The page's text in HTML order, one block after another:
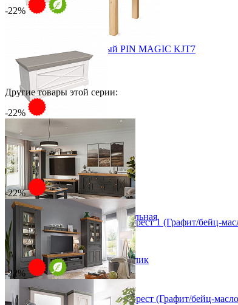
Стол прямоугольный PIN MAGIC KJT7
16 022 ₽
17 802 ₽
В корзину
-10%
Прихожая
Вешалки напольные
Вешалки настенные
Газетница
Зеркала для прихожей
Ключницы
Консоли
Наборы в прихожую
Обувницы
Прихожая Вилия-М модульная
Скамьи и банкетки
Тумбы и комоды
Шкафы для прихожей
от 15 380 ₽
108,6х80х6,2 см
В корзину
-22%
Сундук Форест (Тумба-100)
от 21 489 ₽
от 27 550 ₽
108,6х50,1х42 см
В корзину
Другие товары этой серии:
-22%
Набор мебели для гостиной Форест 1 (Графит/бейц-
от 162 638 ₽
от 208 510 ₽
В корзину Быстро купить в 1 клик
-22%
Набор мебели для гостиной Форест (Графит/бейц-
-22%